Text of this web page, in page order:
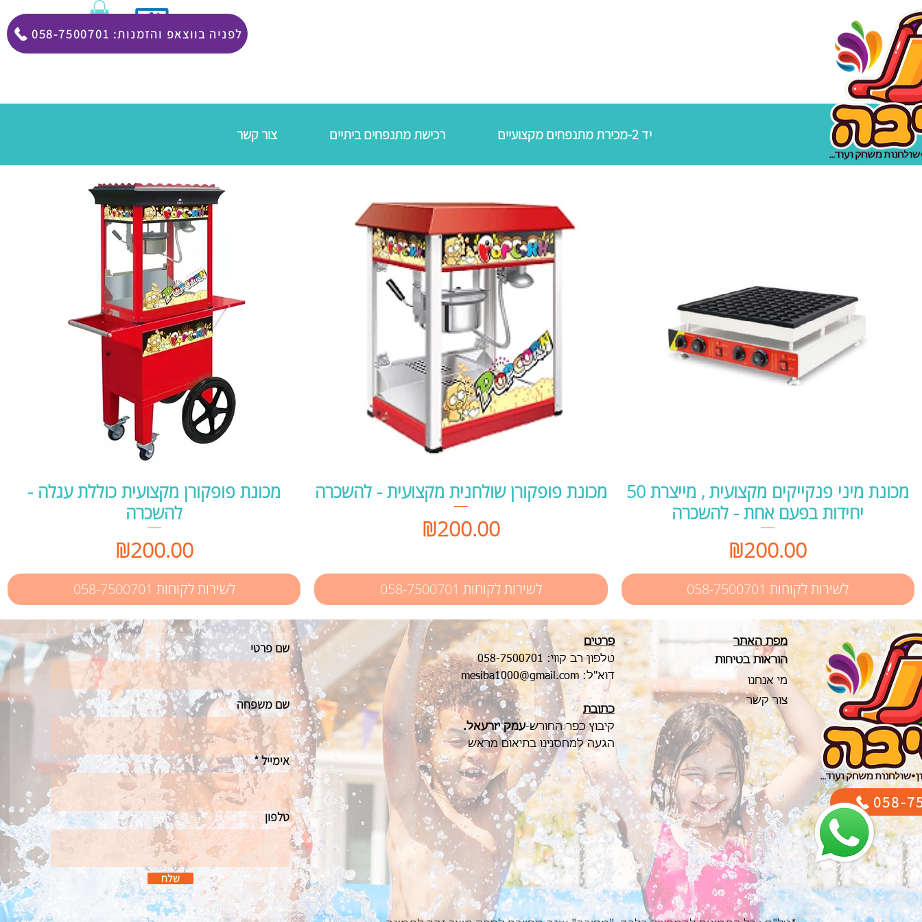
058-7500701 :לפניה בווצאפ והזמנות
יד 2-מכירת מתנפחים מקצועיים רכישת מתנפחים ביתיים צור קשר
מכונת פופקורן מקצועית כוללת עגלה -
להשכרה
Price
₪200.00
לשירות לקוחות 058-7500701
מכונת פופקורן שולחנית מקצועית - להשכרה
Price
₪200.00
לשירות לקוחות 058-7500701
מכונת מיני פנקייקים מקצועית , מייצרת 50
יחידות בפעם אחת - להשכרה
Price
₪200.00
לשירות לקוחות 058-7500701
שם פרטי
שם משפחה
אימייל
טלפון
שלח
פרטים
טלפון רב קווי:058-7500701
דוא"ל:mesiba1000@gmail.com
כתובת
קיבוץ כפר החורש-עמק יזרעאל.
הגעה למחסנינו בתיאום מראש
מפת האתר
הוראות בטיחות
מי אנחנו
צור קשר
058-